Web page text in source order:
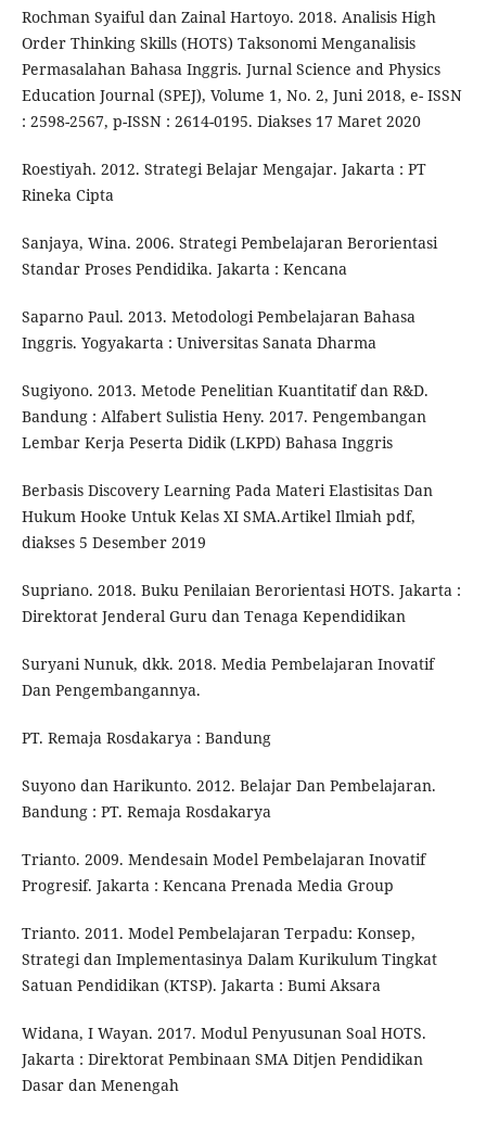
Rochman Syaiful dan Zainal Hartoyo. 2018. Analisis High
Order Thinking Skills (HOTS) Taksonomi Menganalisis
Permasalahan Bahasa Inggris. Jurnal Science and Physics
Education Journal (SPEJ), Volume 1, No. 2, Juni 2018, e- ISSN
: 2598-2567, p-ISSN : 2614-0195. Diakses 17 Maret 2020
Roestiyah. 2012. Strategi Belajar Mengajar. Jakarta : PT
Rineka Cipta
Sanjaya, Wina. 2006. Strategi Pembelajaran Berorientasi
Standar Proses Pendidika. Jakarta : Kencana
Saparno Paul. 2013. Metodologi Pembelajaran Bahasa
Inggris. Yogyakarta : Universitas Sanata Dharma
Sugiyono. 2013. Metode Penelitian Kuantitatif dan R&D.
Bandung : Alfabert Sulistia Heny. 2017. Pengembangan
Lembar Kerja Peserta Didik (LKPD) Bahasa Inggris
Berbasis Discovery Learning Pada Materi Elastisitas Dan
Hukum Hooke Untuk Kelas XI SMA.Artikel Ilmiah pdf,
diakses 5 Desember 2019
Supriano. 2018. Buku Penilaian Berorientasi HOTS. Jakarta :
Direktorat Jenderal Guru dan Tenaga Kependidikan
Suryani Nunuk, dkk. 2018. Media Pembelajaran Inovatif
Dan Pengembangannya.
PT. Remaja Rosdakarya : Bandung
Suyono dan Harikunto. 2012. Belajar Dan Pembelajaran.
Bandung : PT. Remaja Rosdakarya
Trianto. 2009. Mendesain Model Pembelajaran Inovatif
Progresif. Jakarta : Kencana Prenada Media Group
Trianto. 2011. Model Pembelajaran Terpadu: Konsep,
Strategi dan Implementasinya Dalam Kurikulum Tingkat
Satuan Pendidikan (KTSP). Jakarta : Bumi Aksara
Widana, I Wayan. 2017. Modul Penyusunan Soal HOTS.
Jakarta : Direktorat Pembinaan SMA Ditjen Pendidikan
Dasar dan Menengah